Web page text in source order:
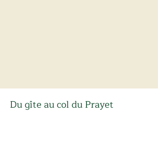
Du gîte au col du Prayet